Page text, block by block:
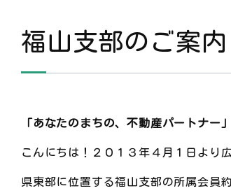
福山支部のご案内
「あなたのまちの、不動産パートナー」
こんにちは！２０１３年４月１日より
県東部に位置する福山支部の所属会員